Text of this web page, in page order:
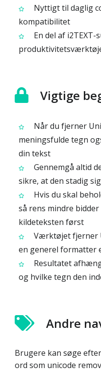
Nyttigt til daglig
kompatibilitet
En del af
Vigtige
Når du fjerner
meningsfulde tegn
din tekst
Gennemgå altid
sikre, at den stadig
Hvis du skal
så rens mindre
kildeteksten først
Værktøjet fjerner
en generel formatter
Resultatet
og hvilke tegn den
Andre
Brugere kan søge
ord som unicode